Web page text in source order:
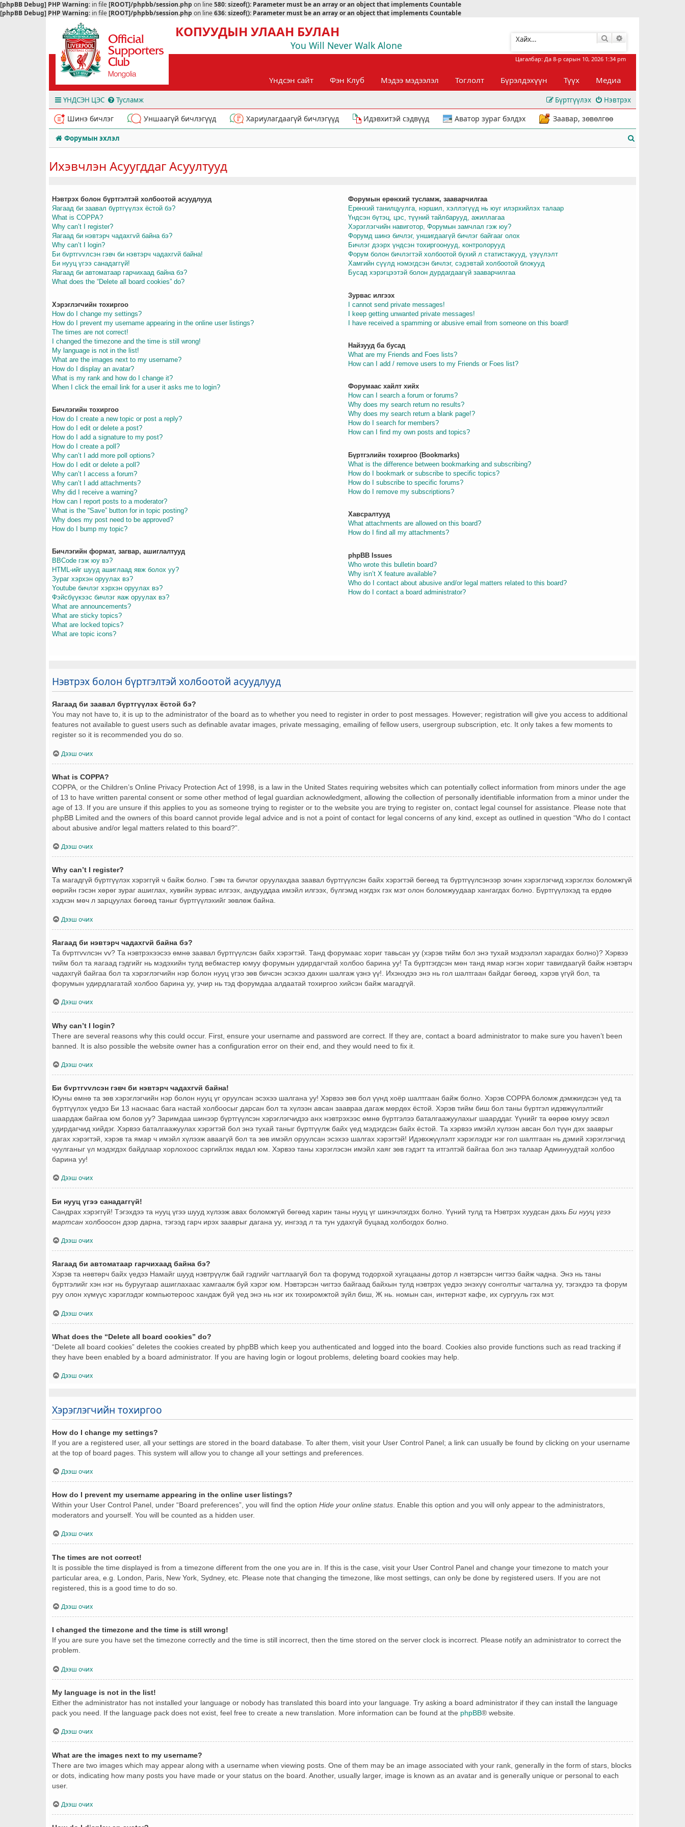
[phpBB Debug] PHP Warning: in file[ROOT]/phpbb/session.php on line580:sizeof(): Parameter must be an array or an object that implements Countable
[phpBB Debug] PHP Warning: in file[ROOT]/phpbb/session.php on line636:sizeof(): Parameter must be an array or an object that implements Countable
КОПУУДЫН УЛААН БУЛАН
You Will Never Walk Alone
Хайлт
Цагалбар: Да 8-р сарын 10, 2026 1:34 pm
Үндсэн сайт Фэн Клуб Мэдээ мэдээлэл Тоглолт Бүрэлдэхүүн Түүх Медиа
ҮНДСЭН ЦЭС Тусламж Нэвтрэх
Бүртгүүлэх
Шинэ бичлэг Уншаагүй бичлэгүүд Хариулагдаагүй бичлэгүүд Идэвхитэй сэдвүүд Аватор зураг бэлдэх Заавар, зөвөлгөө
Форумын эхлэл
Ихэвчлэн Асуугддаг Асуултууд
Нэвтрэх болон бүртгэлтэй холбоотой асуудлууд
Яагаад би заавал бүртгүүлэх ёстой бэ?
What is COPPA?
Why can’t I register?
Яагаад би нэвтэрч чадахгvй байна бэ?
Why can’t I login?
Би бvртгvvлсэн гэвч би нэвтэрч чадахгvй байна!
Би нууц үгээ санадаггүй!
Яагаад би автоматаар гарчихаад байна бэ?
What does the “Delete all board cookies” do?
Хэрэглэгчийн тохиргоо
How do I change my settings?
How do I prevent my username appearing in the online user listings?
The times are not correct!
I changed the timezone and the time is still wrong!
My language is not in the list!
What are the images next to my username?
How do I display an avatar?
What is my rank and how do I change it?
When I click the email link for a user it asks me to login?
Бичлэгийн тохиргоо
How do I create a new topic or post a reply?
How do I edit or delete a post?
How do I add a signature to my post?
How do I create a poll?
Why can’t I add more poll options?
How do I edit or delete a poll?
Why can’t I access a forum?
Why can’t I add attachments?
Why did I receive a warning?
How can I report posts to a moderator?
What is the “Save” button for in topic posting?
Why does my post need to be approved?
How do I bump my topic?
Бичлэгийн формат, загвар, ашиглалтууд
BBCode гэж юу вэ?
HTML-ийг шууд ашиглаад явж болох уу?
Зураг хэрхэн оруулах вэ?
Youtube бичлэг хэрхэн оруулах вэ?
Фэйсбүүкээс бичлэг яаж оруулах вэ?
What are announcements?
What are sticky topics?
What are locked topics?
What are topic icons?
Форумын ерөнхий тусламж, зааварчилгаа
Ерөнхий танилцуулга, нэршил, хэллэгүүд нь юуг илэрхийлэх талаар
Үндсэн бүтэц, цэс, түүний тайлбарууд, ажиллагаа
Хэрэглэгчийн навиготор, Форумын замчлал гэж юу?
Форумд шинэ бичлэг, уншигдаагүй бичлэг байгааг олох
Бичлэг дээрх үндсэн тохиргоонууд, контролорууд
Форум болон бичлэгтэй холбоотой бүхий л статистакууд, үзүүлэлт
Хамгийн сүүлд нэмэгдсэн бичлэг, сэдэвтай холбоотой блокууд
Бусад хэрэгцээтэй болон дурдагдаагүй зааварчилгаа
Зурвас илгээх
I cannot send private messages!
I keep getting unwanted private messages!
I have received a spamming or abusive email from someone on this board!
Найзууд ба бусад
What are my Friends and Foes lists?
How can I add / remove users to my Friends or Foes list?
Форумаас хайлт хийх
How can I search a forum or forums?
Why does my search return no results?
Why does my search return a blank page!?
How do I search for members?
How can I find my own posts and topics?
Бүртгэлийн тохиргоо (Bookmarks)
What is the difference between bookmarking and subscribing?
How do I bookmark or subscribe to specific topics?
How do I subscribe to specific forums?
How do I remove my subscriptions?
Хавсралтууд
What attachments are allowed on this board?
How do I find all my attachments?
phpBB Issues
Who wrote this bulletin board?
Why isn’t X feature available?
Who do I contact about abusive and/or legal matters related to this board?
How do I contact a board administrator?
Нэвтрэх болон бүртгэлтэй холбоотой асуудлууд
Яагаад би заавал бүртгүүлэх ёстой бэ?
You may not have to, it is up to the administrator of the board as to whether you need to register in order to post messages. However; registration will give you access to additional
features not available to guest users such as definable avatar images, private messaging, emailing of fellow users, usergroup subscription, etc. It only takes a few moments to
register so it is recommended you do so.
Дээш очих
What is COPPA?
COPPA, or the Children’s Online Privacy Protection Act of 1998, is a law in the United States requiring websites which can potentially collect information from minors under the age
of 13 to have written parental consent or some other method of legal guardian acknowledgment, allowing the collection of personally identifiable information from a minor under the
age of 13. If you are unsure if this applies to you as someone trying to register or to the website you are trying to register on, contact legal counsel for assistance. Please note that
phpBB Limited and the owners of this board cannot provide legal advice and is not a point of contact for legal concerns of any kind, except as outlined in question “Who do I contact
about abusive and/or legal matters related to this board?”.
Дээш очих
Why can’t I register?
Та магадгүй бүртгүүлэх хэрэггүй ч байж болно. Гэвч та бичлэг оруулахдаа заавал бүртгүүлсэн байх хэрэгтэй бөгөөд та бүртгүүлсэнээр зочин хэрэглэгчид хэрэглэх боломжгүй
өөрийн гэсэн хөрөг зураг ашиглах, хувийн зурвас илгээх, андууддаа имэйл илгээх, бүлгэмд нэгдэх гэх мэт олон боломжуудаар хангагдах болно. Бүртгүүлэхэд та ердөө
хэдхэн мөч л зарцуулах бөгөөд таныг бүртгүүлэхийг зөвлөж байна.
Дээш очих
Яагаад би нэвтэрч чадахгvй байна бэ?
Та бvртгvvлсэн vv? Та нэвтрэхээсээ өмнө заавал бүртгүүлсэн байх хэрэгтэй. Танд форумаас хориг тавьсан уу (хэрэв тийм бол энэ тухай мэдээлэл харагдах болно)? Хэрвээ
тийм бол та яагаад гэдгийг нь мэдэхийн тулд вебмастер юмуу форумын удирдагчтай холбоо барина уу! Та бүртгэгдсэн мөн танд ямар нэгэн хориг тавигдаагүй байж нэвтэрч
чадахгүй байгаа бол та хэрэглэгчийн нэр болон нууц үгээ зөв бичсэн эсэхээ дахин шалгаж үзнэ үү!. Ихэнхдээ энэ нь гол шалтгаан байдаг бөгөөд, хэрэв үгүй бол, та
форумын удирдлагатай холбоо барина уу, учир нь тэд форумдаа алдаатай тохиргоо хийсэн байж магадгүй.
Дээш очих
Why can’t I login?
There are several reasons why this could occur. First, ensure your username and password are correct. If they are, contact a board administrator to make sure you haven’t been
banned. It is also possible the website owner has a configuration error on their end, and they would need to fix it.
Дээш очих
Би бvртгvvлсэн гэвч би нэвтэрч чадахгvй байна!
Юуны өмнө та зөв хэрэглэгчийн нэр болон нууц үг оруулсан эсэхээ шалгана уу! Хэрвээ зөв бол үүнд хоёр шалтгаан байж болно. Хэрэв COPPA боломж дэмжигдсэн үед та
бүртгүүлэх үедээ Би 13 наснаас бага настай холбоосыг дарсан бол та хүлээн авсан заавраа дагаж мөрдөх ёстой. Хэрэв тийм биш бол таны бүртгэл идэвжүүлэлтийг
шаардаж байгаа юм болов уу? Заримдаа шинээр бүртгүүлсэн хэрэглэгчидээ анх нэвтрэхээс өмнө бүртгэлээ баталгаажуулахыг шаарддаг. Үүнийг та өөрөө юмуу эсвэл
удирдагчид хийдэг. Хэрвээ баталгаажуулах хэрэгтэй бол энэ тухай таныг бүртгүүлж байх үед мэдэгдсэн байх ёстой. Та хэрвээ имэйл хүлээн авсан бол түүн дэх зааврыг
дагах хэрэгтэй, хэрэв та ямар ч имэйл хүлээж аваагүй бол та зөв имэйл оруулсан эсэхээ шалгах хэрэгтэй! Идэвхжүүлэлт хэрэглэдэг нэг гол шалтгаан нь дэмий хэрэглэгчид
чуулганыг үл мэдэгдэх байдлаар хорлохоос сэргийлэх явдал юм. Хэрвээ таны хэрэглэсэн имэйл хаяг зөв гэдэгт та итгэлтэй байгаа бол энэ талаар Админуудтай холбоо
барина уу!
Дээш очих
Би нууц үгээ санадаггүй!
Сандрах хэрэггүй! Тэгэхдээ та нууц үгээ шууд хүлээж авах боломжгүй бөгөөд харин таны нууц үг шинэчлэгдэх болно. Үүний тулд та Нэвтрэх хуудсан дахь Би нууц үгээ
мартсан холбоосон дээр дарна, тэгээд гарч ирэх зааврыг дагана уу, ингээд л та тун удахгүй буцаад холбогдох болно.
Дээш очих
Яагаад би автоматаар гарчихаад байна бэ?
Хэрэв та нөвтөрч байх үедээ Намайг шууд нэвтрүүлж бай гэдгийг чагтлаагүй бол та форумд тодорхой хугацааны дотор л нэвтэрсэн чигтээ байж чадна. Энэ нь таны
бүртгэлийг хэн нэг нь буруугаар ашиглахаас хамгаалж буй хэрэг юм. Нэвтэрсэн чигтээ байгаад байхын тулд нэвтрэх үедээ энэхүү сонголтыг чагтална уу, тэгэхдээ та форум
руу олон хүмүүс хэрэглэдэг компьютероос хандаж буй үед энэ нь нэг их тохиромжтой зүйл биш, Ж нь. номын сан, интернэт кафе, их сургууль гэх мэт.
Дээш очих
What does the “Delete all board cookies” do?
“Delete all board cookies” deletes the cookies created by phpBB which keep you authenticated and logged into the board. Cookies also provide functions such as read tracking if
they have been enabled by a board administrator. If you are having login or logout problems, deleting board cookies may help.
Дээш очих
Хэрэглэгчийн тохиргоо
How do I change my settings?
If you are a registered user, all your settings are stored in the board database. To alter them, visit your User Control Panel; a link can usually be found by clicking on your username
at the top of board pages. This system will allow you to change all your settings and preferences.
Дээш очих
How do I prevent my username appearing in the online user listings?
Within your User Control Panel, under “Board preferences”, you will find the option Hide your online status. Enable this option and you will only appear to the administrators,
moderators and yourself. You will be counted as a hidden user.
Дээш очих
The times are not correct!
It is possible the time displayed is from a timezone different from the one you are in. If this is the case, visit your User Control Panel and change your timezone to match your
particular area, e.g. London, Paris, New York, Sydney, etc. Please note that changing the timezone, like most settings, can only be done by registered users. If you are not
registered, this is a good time to do so.
Дээш очих
I changed the timezone and the time is still wrong!
If you are sure you have set the timezone correctly and the time is still incorrect, then the time stored on the server clock is incorrect. Please notify an administrator to correct the
problem.
Дээш очих
My language is not in the list!
Either the administrator has not installed your language or nobody has translated this board into your language. Try asking a board administrator if they can install the language
pack you need. If the language pack does not exist, feel free to create a new translation. More information can be found at the phpBB® website.
Дээш очих
What are the images next to my username?
There are two images which may appear along with a username when viewing posts. One of them may be an image associated with your rank, generally in the form of stars, blocks
or dots, indicating how many posts you have made or your status on the board. Another, usually larger, image is known as an avatar and is generally unique or personal to each
user.
Дээш очих